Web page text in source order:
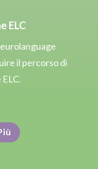
ELC
il percorso di